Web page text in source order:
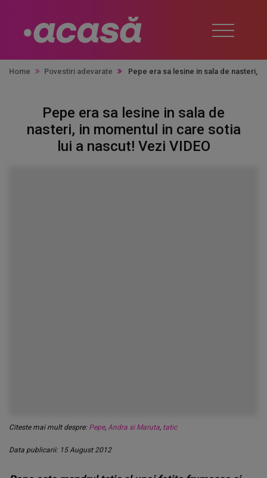
Home Povestiri adevarate Pepe era sa lesine in sala de nasteri,
Pepe era sa lesine in sala de
nasteri, in momentul in care sotia
lui a nascut! Vezi VIDEO
Citeste mai mult despre: Pepe, Andra si Maruta, tatic
Data publicarii: 15 August 2012